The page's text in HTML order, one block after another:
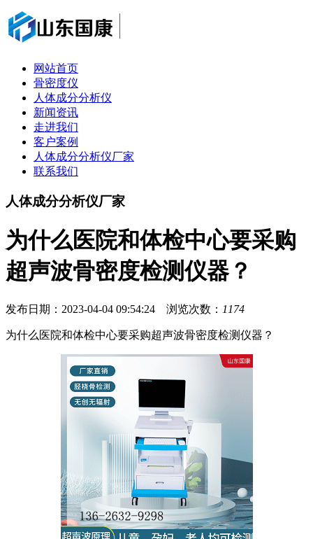
网站首页
骨密度仪
人体成分分析仪
新闻资讯
走进我们
客户案例
人体成分分析仪厂家
联系我们
人体成分分析仪厂家
为什么医院和体检中心要采购
超声波骨密度检测仪器？
发布日期：2023-04-04 09:54:24 浏览次数： 1174
为什么医院和体检中心要采购超声波骨密度检测仪器？